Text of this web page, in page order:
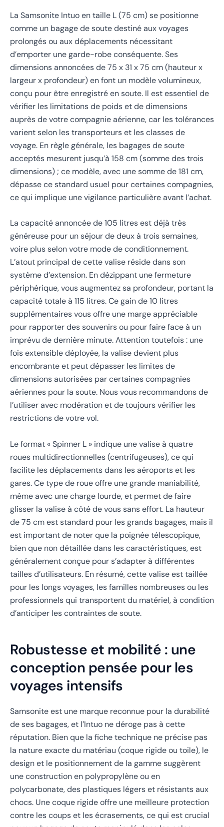
La Samsonite Intuo en taille L (75 cm) se positionne
comme un bagage de soute destiné aux voyages
prolongés ou aux déplacements nécessitant
d’emporter une garde-robe conséquente. Ses
dimensions annoncées de 75 x 31 x 75 cm (hauteur x
largeur x profondeur) en font un modèle volumineux,
conçu pour être enregistré en soute. Il est essentiel de
vérifier les limitations de poids et de dimensions
auprès de votre compagnie aérienne, car les tolérances
varient selon les transporteurs et les classes de
voyage. En règle générale, les bagages de soute
acceptés mesurent jusqu’à 158 cm (somme des trois
dimensions) ; ce modèle, avec une somme de 181 cm,
dépasse ce standard usuel pour certaines compagnies,
ce qui implique une vigilance particulière avant l’achat.
La capacité annoncée de 105 litres est déjà très
généreuse pour un séjour de deux à trois semaines,
voire plus selon votre mode de conditionnement.
L’atout principal de cette valise réside dans son
système d’extension. En dézippant une fermeture
périphérique, vous augmentez sa profondeur, portant la
capacité totale à 115 litres. Ce gain de 10 litres
supplémentaires vous offre une marge appréciable
pour rapporter des souvenirs ou pour faire face à un
imprévu de dernière minute. Attention toutefois : une
fois extensible déployée, la valise devient plus
encombrante et peut dépasser les limites de
dimensions autorisées par certaines compagnies
aériennes pour la soute. Nous vous recommandons de
l’utiliser avec modération et de toujours vérifier les
restrictions de votre vol.
Le format « Spinner L » indique une valise à quatre
roues multidirectionnelles (centrifugeuses), ce qui
facilite les déplacements dans les aéroports et les
gares. Ce type de roue offre une grande maniabilité,
même avec une charge lourde, et permet de faire
glisser la valise à côté de vous sans effort. La hauteur
de 75 cm est standard pour les grands bagages, mais il
est important de noter que la poignée télescopique,
bien que non détaillée dans les caractéristiques, est
généralement conçue pour s’adapter à différentes
tailles d’utilisateurs. En résumé, cette valise est taillée
pour les longs voyages, les familles nombreuses ou les
professionnels qui transportent du matériel, à condition
d’anticiper les contraintes de soute.
Robustesse et mobilité : une
conception pensée pour les
voyages intensifs
Samsonite est une marque reconnue pour la durabilité
de ses bagages, et l’Intuo ne déroge pas à cette
réputation. Bien que la fiche technique ne précise pas
la nature exacte du matériau (coque rigide ou toile), le
design et le positionnement de la gamme suggèrent
une construction en polypropylène ou en
polycarbonate, des plastiques légers et résistants aux
chocs. Une coque rigide offre une meilleure protection
contre les coups et les écrasements, ce qui est crucial